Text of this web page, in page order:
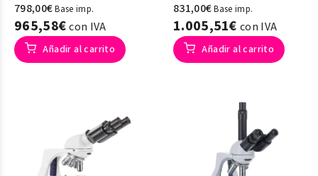
798,00€Base imp.
965,58€con IVA
Añadir al carrito
831,00€Base imp.
1.005,51€ con IVA
Añadir al carrito